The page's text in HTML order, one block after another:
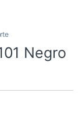
Negro